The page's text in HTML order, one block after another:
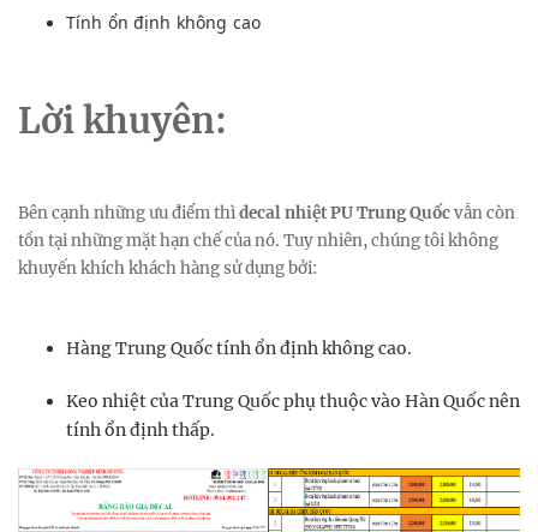
Tính ổn định không cao
Lời khuyên:
Bên cạnh những ưu điểm thìdecal nhiệt PU Trung Quốcvẫn còn
tồn tại những mặt hạn chế của nó. Tuy nhiên, chúng tôi không
khuyến khích khách hàng sử dụng bởi:
Hàng Trung Quốc tính ổn định không cao.
Keo nhiệt của Trung Quốc phụ thuộc vào Hàn Quốc nên
tính ổn định thấp.